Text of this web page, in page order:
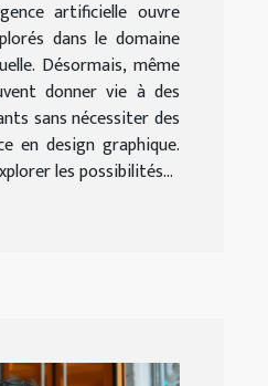
artificielle ouvre
dans le domaine
Désormais, même
donner vie à des
sans nécessiter des
en design graphique.
les possibilités...